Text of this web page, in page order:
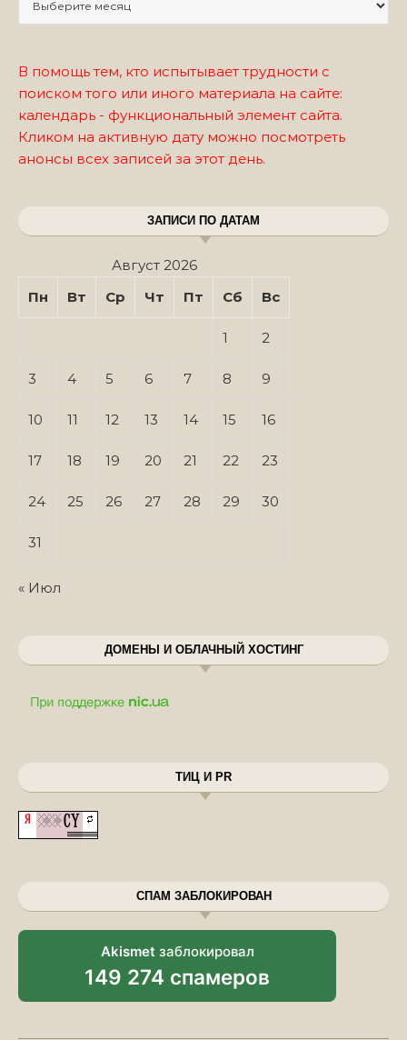
В помощь тем, кто испытывает трудности с
поиском того или иного материала на сайте:
календарь - функциональный элемент сайта.
Кликом на активную дату можно посмотреть
анонсы всех записей за этот день.
ЗАПИСИ ПО ДАТАМ
Август 2026
Пн
Вт Ср Чт Пт Сб Вс
1 2
3 4 5 6 7 8 9
10 11 12 13 14 15 16
17 18 19 20 21 22 23
24 25 26 27 28 29 30
31
« Июл
ДОМЕНЫ И ОБЛАЧНЫЙ ХОСТИНГ
ТИЦ И PR
СПАМ ЗАБЛОКИРОВАН
Akismet заблокировал
149 274 спамеров